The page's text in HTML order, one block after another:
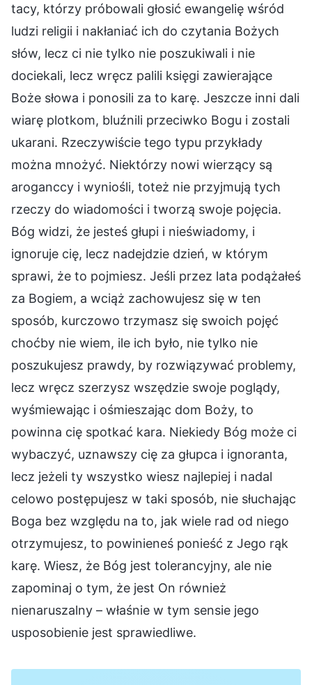
tacy, którzy próbowali głosić ewangelię wśród
ludzi religii i nakłaniać ich do czytania Bożych
słów, lecz ci nie tylko nie poszukiwali i nie
dociekali, lecz wręcz palili księgi zawierające
Boże słowa i ponosili za to karę. Jeszcze inni dali
wiarę plotkom, bluźnili przeciwko Bogu i zostali
ukarani. Rzeczywiście tego typu przykłady
można mnożyć. Niektórzy nowi wierzący są
aroganccy i wyniośli, toteż nie przyjmują tych
rzeczy do wiadomości i tworzą swoje pojęcia.
Bóg widzi, że jesteś głupi i nieświadomy, i
ignoruje cię, lecz nadejdzie dzień, w którym
sprawi, że to pojmiesz. Jeśli przez lata podążałeś
za Bogiem, a wciąż zachowujesz się w ten
sposób, kurczowo trzymasz się swoich pojęć
choćby nie wiem, ile ich było, nie tylko nie
poszukujesz prawdy, by rozwiązywać problemy,
lecz wręcz szerzysz wszędzie swoje poglądy,
wyśmiewając i ośmieszając dom Boży, to
powinna cię spotkać kara. Niekiedy Bóg może ci
wybaczyć, uznawszy cię za głupca i ignoranta,
lecz jeżeli ty wszystko wiesz najlepiej i nadal
celowo postępujesz w taki sposób, nie słuchając
Boga bez względu na to, jak wiele rad od niego
otrzymujesz, to powinieneś ponieść z Jego rąk
karę. Wiesz, że Bóg jest tolerancyjny, ale nie
zapominaj o tym, że jest On również
nienaruszalny – właśnie w tym sensie jego
usposobienie jest sprawiedliwe.